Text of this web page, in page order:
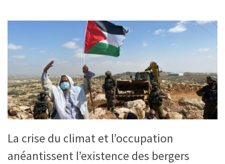
La crise du climat et l’occupation
anéantissent l’existence des bergers